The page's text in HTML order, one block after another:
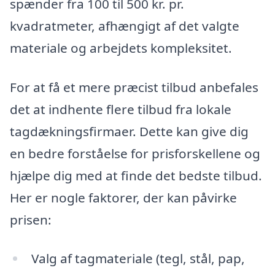
spænder fra 100 til 500 kr. pr.
kvadratmeter, afhængigt af det valgte
materiale og arbejdets kompleksitet.
For at få et mere præcist tilbud anbefales
det at indhente flere tilbud fra lokale
tagdækningsfirmaer. Dette kan give dig
en bedre forståelse for prisforskellene og
hjælpe dig med at finde det bedste tilbud.
Her er nogle faktorer, der kan påvirke
prisen:
Valg af tagmateriale (tegl, stål, pap,